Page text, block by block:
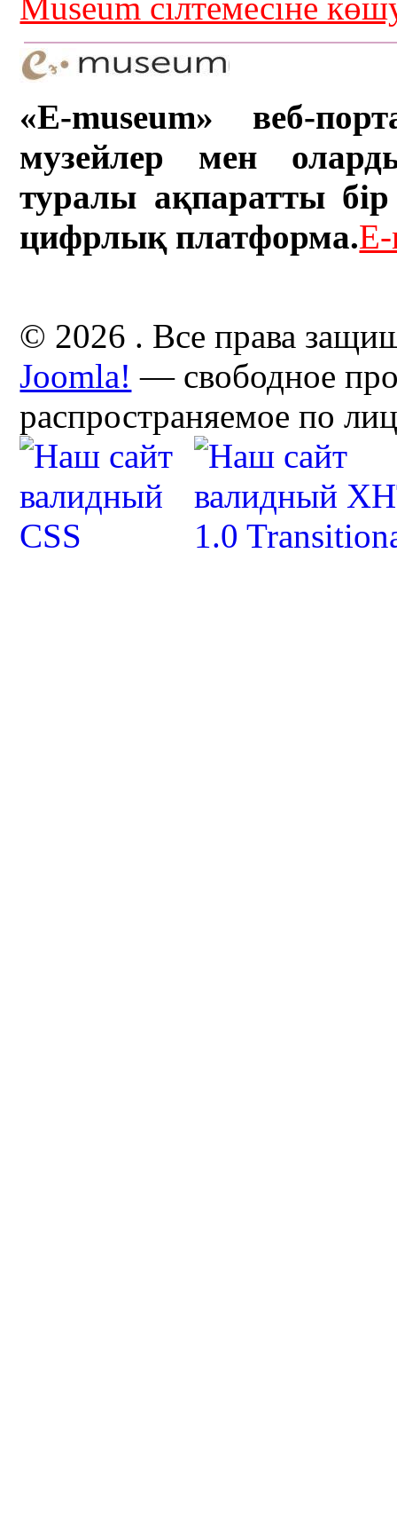
«E-museum» веб-
музейлер мен
туралы ақпаратты бір
цифрлық платформа.
© 2026 . Все права
Joomla! — свободное
распространяемое по